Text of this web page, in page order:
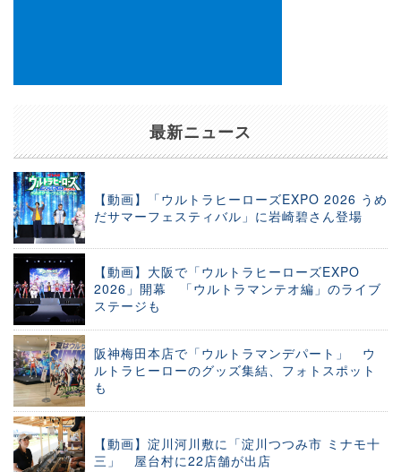
最新ニュース
【動画】「ウルトラヒーローズEXPO 2026 うめ
だサマーフェスティバル」に岩崎碧さん登場
【動画】大阪で「ウルトラヒーローズEXPO
2026」開幕 「ウルトラマンテオ編」のライブ
ステージも
阪神梅田本店で「ウルトラマンデパート」 ウ
ルトラヒーローのグッズ集結、フォトスポット
も
【動画】淀川河川敷に「淀川つつみ市 ミナモ十
三」 屋台村に22店舗が出店